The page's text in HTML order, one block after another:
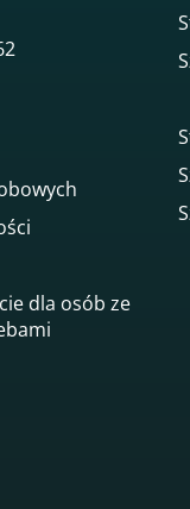
dla osób ze
on-line